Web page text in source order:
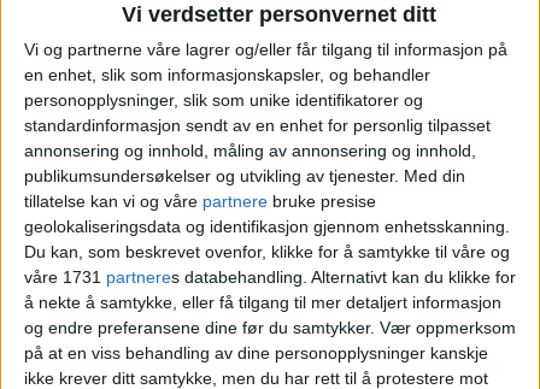
Vi verdsetter personvernet ditt
Vi og partnerne våre lagrer og/eller får tilgang til informasjon på
en enhet, slik som informasjonskapsler, og behandler
personopplysninger, slik som unike identifikatorer og
standardinformasjon sendt av en enhet for personlig tilpasset
annonsering og innhold, måling av annonsering og innhold,
publikumsundersøkelser og utvikling av tjenester. Med din
tillatelse kan vi og våre partnere bruke presise
geolokaliseringsdata og identifikasjon gjennom enhetsskanning.
Du kan, som beskrevet ovenfor, klikke for å samtykke til våre og
våre 1731 partneres databehandling. Alternativt kan du klikke for
å nekte å samtykke, eller få tilgang til mer detaljert informasjon
og endre preferansene dine før du samtykker. Vær oppmerksom
på at en viss behandling av dine personopplysninger kanskje
ikke krever ditt samtykke, men du har rett til å protestere mot
Da gjelder det å ha et sted der folk kan
samles, heie og leve seg inn i kampene
sammen. Ambisjonen vår er at
Spikersuppaskal bli den store møteplassen
for supporterne.
Det sierChris Welsh,
arrangementsansvarlig i reklamebyrået
Bloom, som står bak satsingen Fotball i
Sentrum.